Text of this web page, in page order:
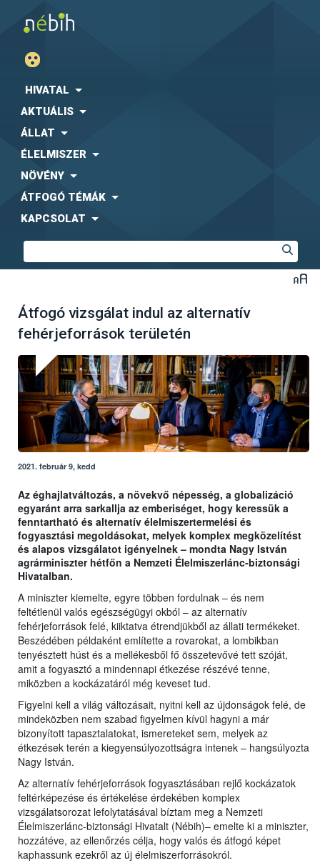
HIVATAL
AKTUÁLIS
ÁLLAT
ÉLELMISZER
NÖVÉNY
ÁTFOGÓ TÉMÁK
KAPCSOLAT
Átfogó vizsgálat indul az alternatív
fehérjeforrások területén
2021. február 9, kedd
Az éghajlatváltozás, a növekvő népesség, a globalizáció
egyaránt arra sarkallja az emberiséget, hogy keressük a
fenntartható és alternatív élelmiszertermelési és
fogyasztási megoldásokat, melyek komplex megközelítést
és alapos vizsgálatot igényelnek – mondta Nagy István
agrárminiszter hétfőn a Nemzeti Élelmiszerlánc-biztonsági
Hivatalban.
A miniszter kiemelte, egyre többen fordulnak – és nem
feltétlenül valós egészségügyi okból – az alternatív
fehérjeforrások felé, kiiktatva étrendjükből az állati termékeket.
Beszédében példaként említette a rovarokat, a lombikban
tenyésztett húst és a mellékesből fő összetevővé tett szóját,
amit a fogyasztó a mindennapi étkezése részévé tenne,
miközben a kockázatáról még keveset tud.
Figyelni kell a világ változásait, nyitni kell az újdonságok felé, de
mindeközben nem szabad figyelmen kívül hagyni a már
bizonyított tapasztalatokat, ismereteket sem, melyek az
étkezések terén a kiegyensúlyozottságra intenek – hangsúlyozta
Nagy István.
Az alternatív fehérjeforrások fogyasztásában rejlő kockázatok
feltérképezése és értékelése érdekében komplex
vizsgálatsorozat lefolytatásával bíztam meg a Nemzeti
Élelmiszerlánc-biztonsági Hivatalt (Nébih)– emelte ki a miniszter,
hozzátéve, az ellenőrzés célja, hogy valós és átfogó képet
kaphassunk ezekről az új élelmiszerforrásokról.